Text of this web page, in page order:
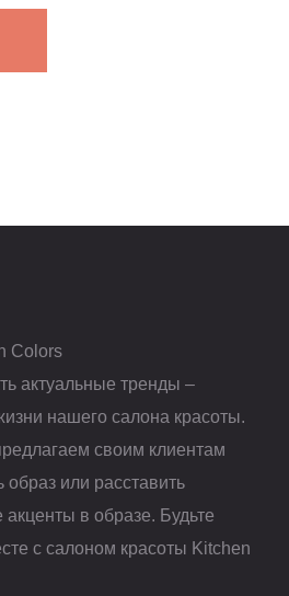
Colors
актуальные тренды –
нашего салона красоты.
своим клиентам
образ или расставить
в образе. Будьте
с салоном красоты Kitchen